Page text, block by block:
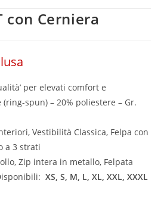
con Cerniera
per elevati comfort e
(ring-spun) – 20% poliestere – Gr.
Vestibilità Classica, Felpa con
a 3 strati
Zip intera in metallo, Felpata
XS,S, M, L, XL, XXL, XXXL